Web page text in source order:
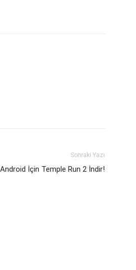
Sonraki Yazı
Android İçin Temple Run 2 İndir!